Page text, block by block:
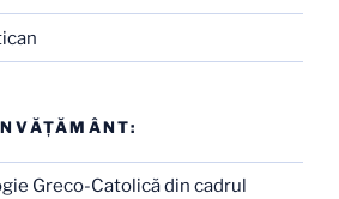
Greco-Catolică din cadrul